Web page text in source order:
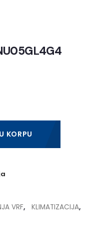
KORPU
VRF, KLIMATIZACIJA,